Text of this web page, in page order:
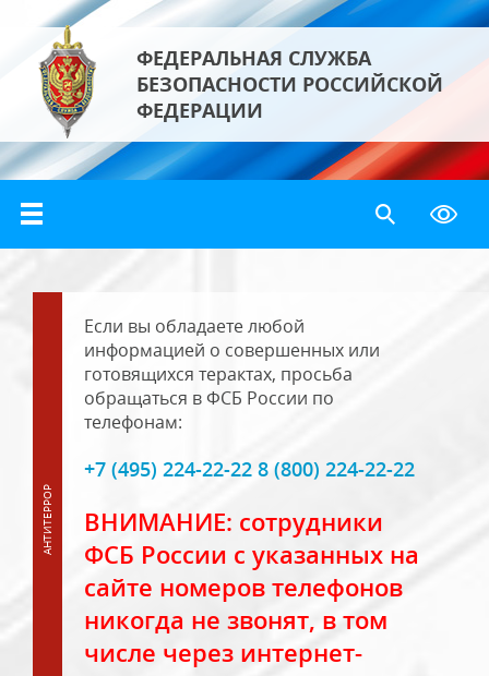
ФЕДЕРАЛЬНАЯ СЛУЖБА
БЕЗОПАСНОСТИ РОССИЙСКОЙ
ФЕДЕРАЦИИ
Если вы обладаете любой
информацией о совершенных или
готовящихся терактах, просьба
обращаться в ФСБ России по
телефонам:
+7 (495) 224-22-22 8 (800) 224-22-22
ВНИМАНИЕ: сотрудники
ФСБ России с указанных на
сайте номеров телефонов
никогда не звонят, в том
числе через интернет-